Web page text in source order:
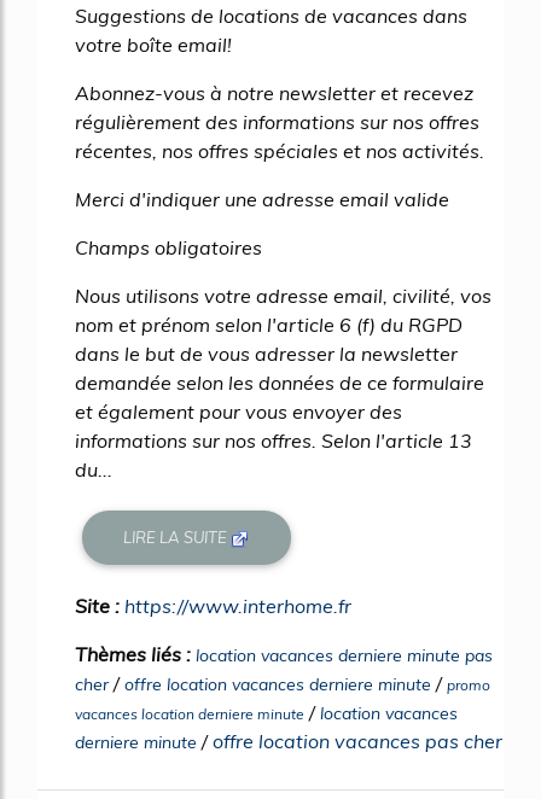
Suggestions de locations de vacances dans
votre boîte email!
Abonnez-vous à notre newsletter et recevez
régulièrement des informations sur nos offres
récentes, nos offres spéciales et nos activités.
Merci d'indiquer une adresse email valide
Champs obligatoires
Nous utilisons votre adresse email, civilité, vos
nom et prénom selon l'article 6 (f) du RGPD
dans le but de vous adresser la newsletter
demandée selon les données de ce formulaire
et également pour vous envoyer des
informations sur nos offres. Selon l'article 13
du...
LIRE LA SUITE
Site : https://www.interhome.fr
Thèmes liés : location vacances derniere minute pas
cher/offre location vacances derniere minute / promo
vacances location derniere minute /location vacances
derniere minute /offre location vacances pas cher